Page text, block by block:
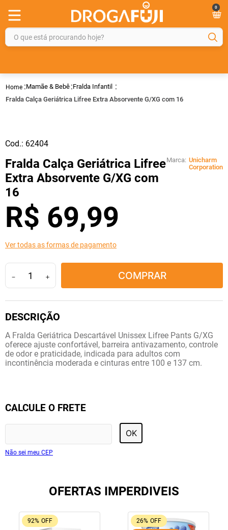
0
O que está procurando hoje?
Mamãe & Bebê Fralda Infantil
Fralda Calça Geriátrica Lifree Extra Absorvente G/XG com 16
Cod.: 62404
Fralda Calça Geriátrica Lifree
Extra Absorvente G/XG com
16
Marca: Unicharm
Corporation
R$ 69,99
Ver todas as formas de pagamento
＋
－ COMPRAR
A Fralda Geriátrica Descartável Unissex Lifree Pants G/XG
oferece ajuste confortável, barreira antivazamento, controle
de odor e praticidade, indicada para adultos com
incontinência moderada e cinturas entre 100 e 137 cm.
CALCULE O FRETE
OK
Não sei meu CEP
OFERTAS IMPERDIVEIS
92% OFF 26% OFF
2º
gelmax
5º
protetor solar
6º
shampoo
7º
dipirona
fraldas geriátricas
º
tadalafila